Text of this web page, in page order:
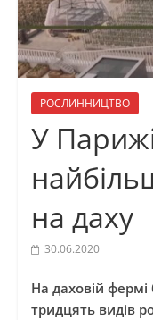
РОСЛИННИЦТВО
У
на даху
30.06.2020
На даховій
тридцять видів